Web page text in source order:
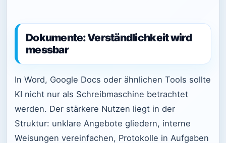
Dokumente: Verständlichkeit wird
messbar
In Word, Google Docs oder ähnlichen Tools sollte
KI nicht nur als Schreibmaschine betrachtet
werden. Der stärkere Nutzen liegt in der
Struktur: unklare Angebote gliedern, interne
Weisungen vereinfachen, Protokolle in Aufgaben